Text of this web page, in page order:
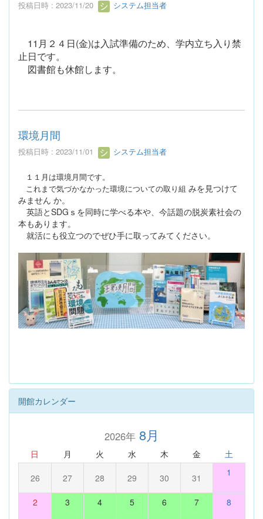
投稿日時 : 2023/11/20 システム担当者
11月２４日(金)は入試準備のため、学内立ち入り禁
止日です。
図書館も休館します。
環境月間
投稿日時 : 2023/11/01 システム担当者
１１月は環境月間です。
これまで気づかなかった環境についての取り組 みを見つけて
みません か。
英語とSDGｓを同時に学べる本や、今話題の脱炭素社会の
本もあります。
就活にも役立つのでぜひ手に取ってみてください。
開館カレンダー
2026年8月
日 月 火 水 木 金 土
26 27 28 29 30 31 1
2 3 4 5 6 7 8